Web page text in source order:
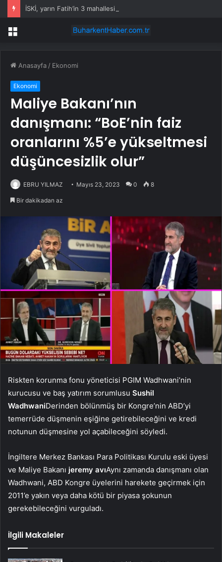
İSKİ, yarın Fatih’in 3 mahallesinde su kesintisi uygulayacak
Menü
Anasayfa / Ekonomi
Ekonomi
Maliye Bakanı’nın
danışmanı: “BoE’nin faiz
oranlarını %5’e yükseltmesi
düşüncesizlik olur”
EBRU YILMAZ Mayıs 23, 2023 0 8
Bir dakikadan az
Riskten korunma fonu yöneticisi PGIM Wadhwani’nin
kurucusu ve baş yatırım sorumlusu Sushil
WadhwaniDerinden bölünmüş bir Kongre’nin ABD’yi
temerrüde düşmenin eşiğine getirebileceğini ve kredi
notunun düşmesine yol açabileceğini söyledi.
İngiltere Merkez Bankası Para Politikası Kurulu eski üyesi
ve Maliye Bakanı jeremy avıAynı zamanda danışmanı olan
Wadhwani, ABD Kongre üyelerini harekete geçirmek için
2011’e yakın veya daha kötü bir piyasa şokunun
gerekebileceğini vurguladı.
İlgili Makaleler